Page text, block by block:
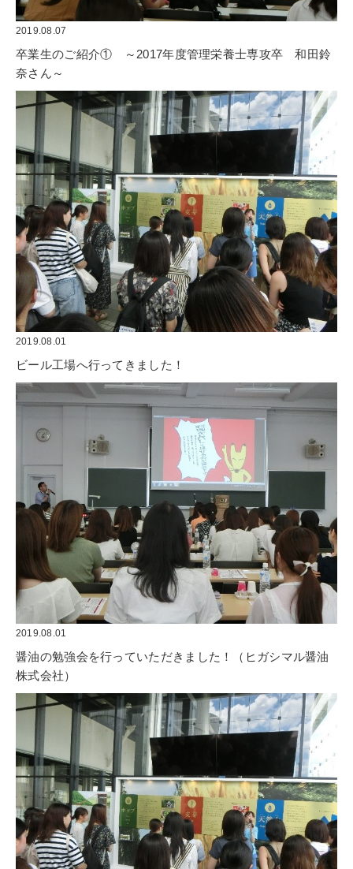
2019.08.07
卒業生のご紹介①　～2017年度管理栄養士専攻卒　和田鈴
奈さん～
2019.08.01
ビール工場へ行ってきました！
2019.08.01
醤油の勉強会を行っていただきました！（ヒガシマル醤油
株式会社）